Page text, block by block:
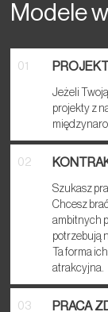
Modele
01
Jeżeli
projekty z
02
Szukasz
Chcesz
ambitnych
potrzebują
Ta forma
atrakcyjna.
03 PRACA